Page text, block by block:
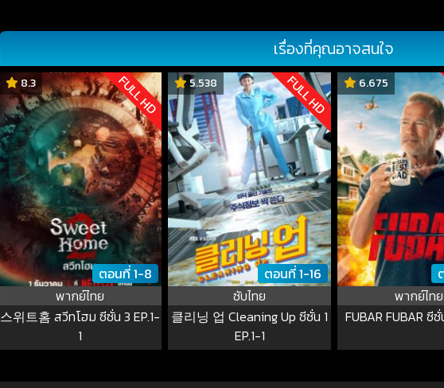
เรื่องที่คุณอาจสนใจ
8.3 FULL HD
ตอนที่ 1-8
พากย์ไทย
스위트홈 สวีทโฮม ซีซั่น 3 EP.1-
1
5.538 FULL HD
ตอนที่ 1-16
ซับไทย
클리닝 업 Cleaning Up ซีซั่น 1
EP.1-1
6.675
พากย์ไทย
FUBAR FUBAR ซีซั่